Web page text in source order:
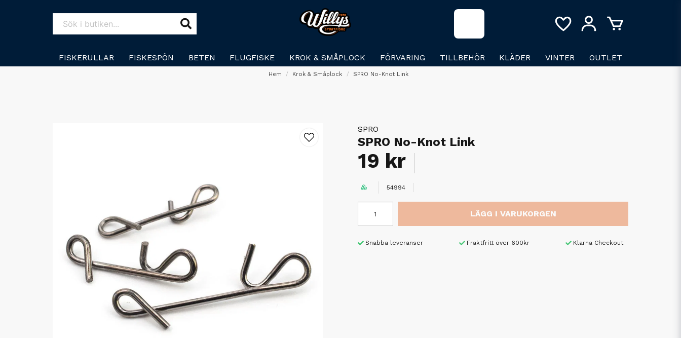
FISKERULLAR FISKESPÖN BETEN FLUGFISKE KROK & SMÅPLOCK FÖRVARING TILLBEHÖR KLÄDER VINTER OUTLET
Hem Krok & Småplock SPRO No-Knot Link
SPRO
SPRO No-Knot Link
19 kr
54994
LÄGG I VARUKORGEN
Snabba leveranser Fraktfritt över 600kr Klarna Checkout